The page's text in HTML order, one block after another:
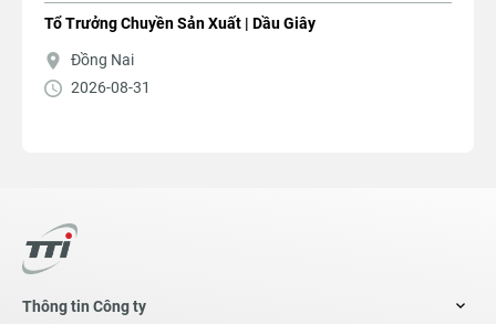
Tổ Trưởng Chuyền Sản Xuất | Dầu Giây
Đồng Nai
2026-08-31
Thông tin Công ty